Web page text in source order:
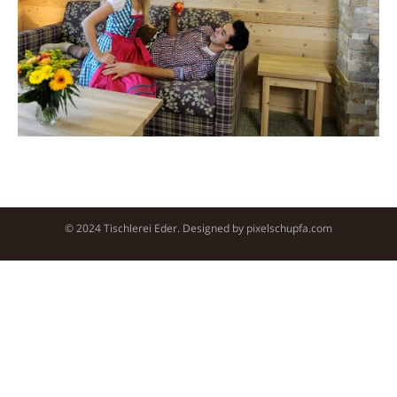
© 2024 Tischlerei Eder. Designed by pixelschupfa.com